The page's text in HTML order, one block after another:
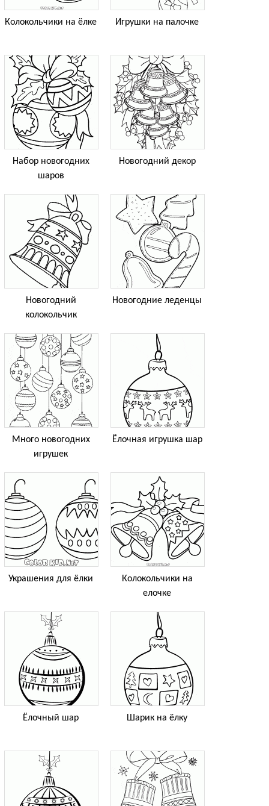
Колокольчики на ёлке Игрушки на палочке
Набор новогодних
шаров
Новогодний декор
Новогодний
колокольчик
Новогодние леденцы
Много новогодних
игрушек
Ёлочная игрушка шар
Украшения для ёлки
Колокольчики на
елочке
Ёлочный шар Шарик на ёлку